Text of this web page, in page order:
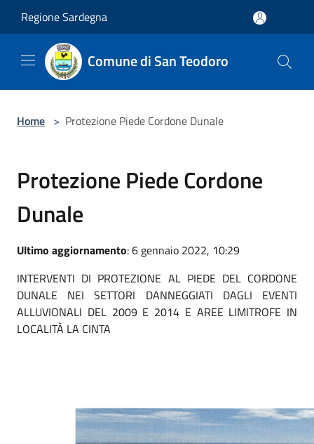
Regione Sardegna
Comune di San Teodoro
Home > Protezione Piede Cordone Dunale
Protezione Piede Cordone
Dunale
Ultimo aggiornamento: 6 gennaio 2022, 10:29
INTERVENTI DI PROTEZIONE AL PIEDE DEL CORDONE
DUNALE NEI SETTORI DANNEGGIATI DAGLI EVENTI
ALLUVIONALI DEL 2009 E 2014 E AREE LIMITROFE IN
LOCALITÀ LA CINTA